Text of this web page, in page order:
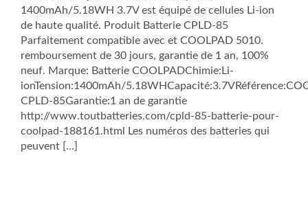
1400mAh/5.18WH 3.7V est équipé de cellules Li-ion
de haute qualité. Produit Batterie CPLD-85
Parfaitement compatible avec et COOLPAD 5010.
remboursement de 30 jours, garantie de 1 an, 100%
neuf. Marque: Batterie COOLPADChimie:Li-
ionTension:1400mAh/
CPLD-85Garantie:1 an de garantie
http://www.toutbatteries.com/cpld-85-batterie-pour-
coolpad-188161.html Les numéros des batteries qui
peuvent […]